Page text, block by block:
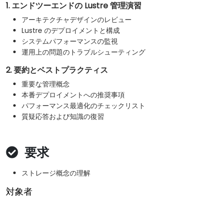
1. エンドツーエンドの Lustre 管理演習
アーキテクチャデザインのレビュー
Lustre のデプロイメントと構成
システムパフォーマンスの監視
運用上の問題のトラブルシューティング
2. 要約とベストプラクティス
重要な管理概念
本番デプロイメントへの推奨事項
パフォーマンス最適化のチェックリスト
質疑応答および知識の復習
要求
ストレージ概念の理解
対象者